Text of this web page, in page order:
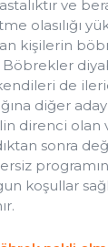
ve
olasılığı
kişilerin
Böbrekler
de
diğer
direnci olan
sonra
koşullar